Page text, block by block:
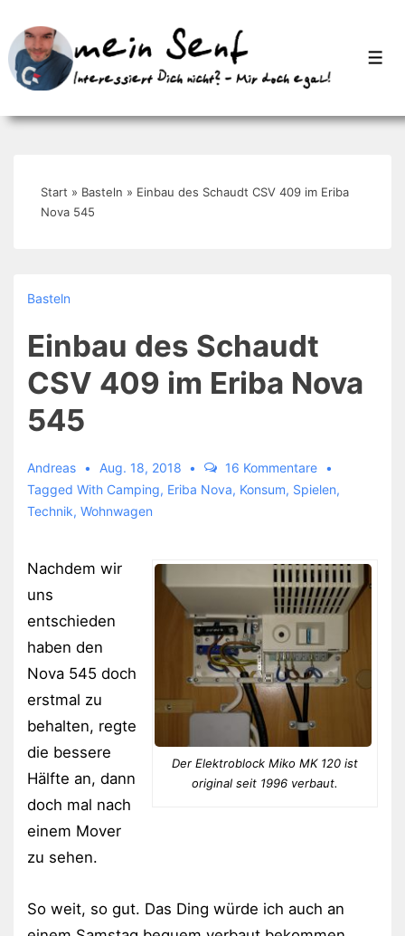
Zum
Inhalt
Start » Basteln » Einbau des Schaudt CSV 409 im Eriba
Nova 545
Basteln
Einbau des Schaudt
CSV 409 im Eriba Nova
545
Andreas Aug. 18, 2018
16 Kommentare
Tagged With Camping, Eriba Nova, Konsum, Spielen,
Technik, Wohnwagen
Der Elektroblock Miko MK 120 ist
original seit 1996 verbaut.
Nachdem wir
uns
entschieden
haben den
Nova 545 doch
erstmal zu
behalten, regte
die bessere
Hälfte an, dann
doch mal nach
einem Mover
zu sehen.
So weit, so gut. Das Ding würde ich auch an